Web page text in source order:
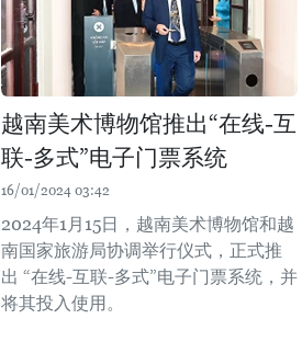
越南美术博物馆推出“在线-互
联-多式”电子门票系统
16/01/2024 03:42
2024年1月15日，越南美术博物馆和越
南国家旅游局协调举行仪式，正式推
出 “在线-互联-多式”电子门票系统，并
将其投入使用。